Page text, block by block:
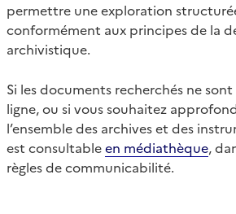
permettre une exploration
conformément aux principes de la
archivistique.
Si les documents recherchés ne
ligne, ou si vous souhaitez
l’ensemble des archives et des
est consultableen médiathèque,
règles de communicabilité.